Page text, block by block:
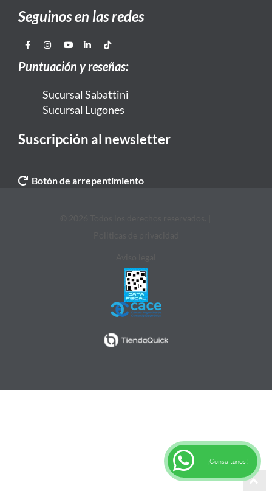
Seguinos en las redes
Puntuación y reseñas:
Sucursal Sabattini
Sucursal Lugones
Suscripción al newsletter
Botón de arrepentimiento
¡Consultanos!